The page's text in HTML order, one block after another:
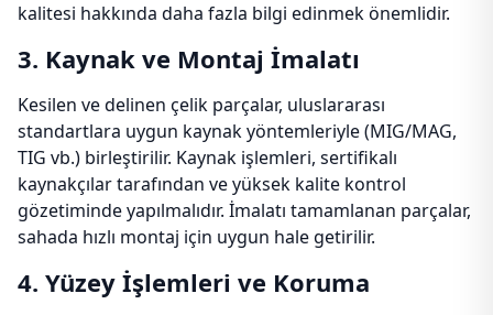
kalitesi hakkında daha fazla bilgi edinmek önemlidir.
3. Kaynak ve Montaj İmalatı
Kesilen ve delinen çelik parçalar, uluslararası
standartlara uygun kaynak yöntemleriyle (MIG/MAG,
TIG vb.) birleştirilir. Kaynak işlemleri, sertifikalı
kaynakçılar tarafından ve yüksek kalite kontrol
gözetiminde yapılmalıdır. İmalatı tamamlanan parçalar,
sahada hızlı montaj için uygun hale getirilir.
4. Yüzey İşlemleri ve Koruma